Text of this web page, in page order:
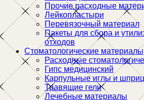
Прочие расходные
Лейкопластыри
Перевязочный материал
Пакеты для сбора и
отходов
Стоматологические материалы
Расходные
Гипс медицинский
Карпульные иглы и
Травящие гели
Лечебные материалы